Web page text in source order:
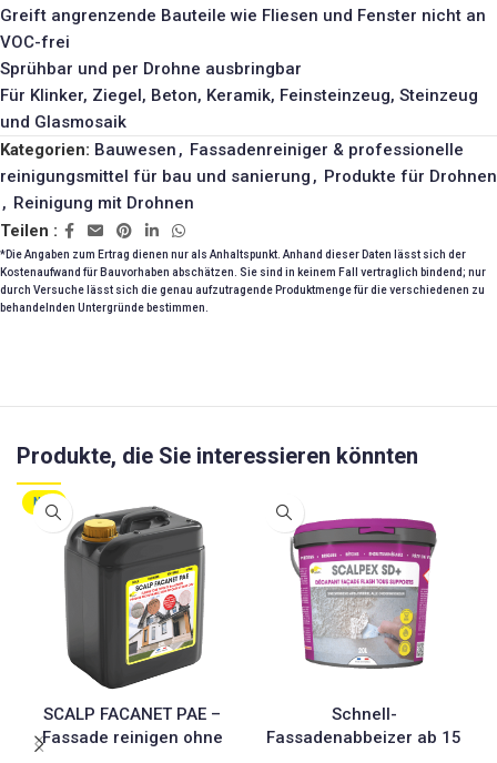
Greift angrenzende Bauteile wie Fliesen und Fenster nicht an
VOC-frei
Sprühbar und per Drohne ausbringbar
Für Klinker, Ziegel, Beton, Keramik, Feinsteinzeug, Steinzeug
und Glasmosaik
Kategorien: Bauwesen , Fassadenreiniger & professionelle
reinigungsmittel für bau und sanierung , Produkte für Drohnen
, Reinigung mit Drohnen
Teilen :
*Die Angaben zum Ertrag dienen nur als Anhaltspunkt. Anhand dieser Daten lässt sich der
Kostenaufwand für Bauvorhaben abschätzen. Sie sind in keinem Fall vertraglich bindend; nur
durch Versuche lässt sich die genau aufzutragende Produktmenge für die verschiedenen zu
behandelnden Untergründe bestimmen.
Produkte, die Sie interessieren könnten
NEU
SCALP FACANET PAE –
Fassade reinigen ohne
Schnell-
Fassadenabbeizer ab 15